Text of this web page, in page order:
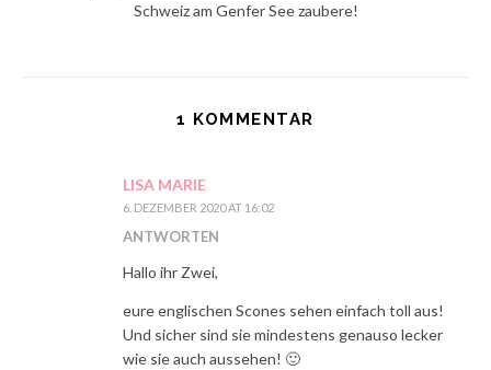
Schweiz am Genfer See zaubere!
1 KOMMENTAR
LISA MARIE
6. DEZEMBER 2020 AT 16:02
ANTWORTEN
Hallo ihr Zwei,
eure englischen Scones sehen einfach toll aus!
Und sicher sind sie mindestens genauso lecker
wie sie auch aussehen! 🙂